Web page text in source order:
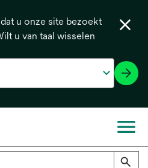
u onze site bezoekt
u van taal wisselen